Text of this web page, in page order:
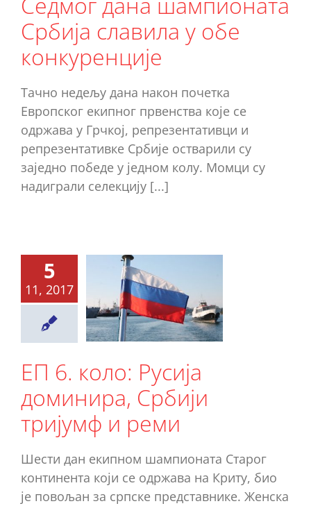
НовоСрбија славила у обе
конкуренције
Тачно недељу дана након почетка
Европског екипног првенства које се
одржава у Грчкој, репрезентативци и
репрезентативке Србије остварили су
заједно победе у једном колу. Момци су
надиграли селекцију [...]
5
11, 2017
и
ЕП 6. коло: Русија
доминира, Србији
тријумф и реми
Шести дан екипном шампионата Старог
континента који се одржава на Криту, био
је повољан за српске представнике. Женска